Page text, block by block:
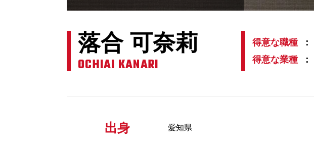
落合 可奈莉
OCHIAI KANARI
得意な職種
得意な業種
出身 愛知県